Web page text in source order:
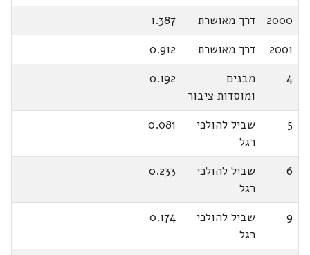
2000 דרך מאושרת
1.387
2001
דרך מאושרת
0.912
4
מבנים
ומוסדות ציבור
0.192
5
שביל להולכי
רגל
0.081
6
שביל להולכי
רגל
0.233
9
שביל להולכי
רגל
0.174